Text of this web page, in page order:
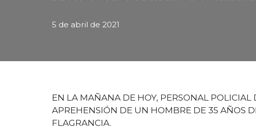
5 de abril de 2021
EN LA MAÑANA DE HOY, PERSONAL
APREHENSIÓN DE UN HOMBRE DE 35 AÑOS
FLAGRANCIA.